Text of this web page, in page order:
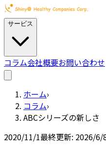
サービス
コラム会社概要お問い合わせ
ホーム›
コラム›
ABCシリーズの新しさ
2020/11/1最終更新: 2026/6/